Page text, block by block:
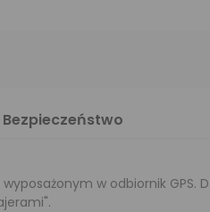
Bezpieczeństwo
w odbiornik